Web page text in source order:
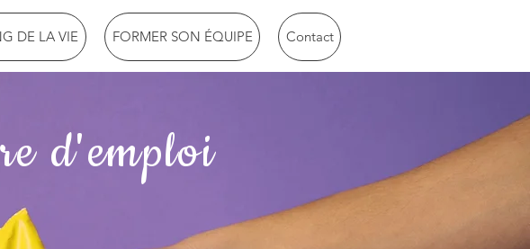
DE LA VIE FORMER SON ÉQUIPE Contact
d'emploi